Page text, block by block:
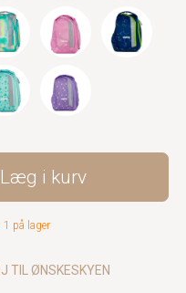
Læg i kurv
på lager
TIL ØNSKESKYEN